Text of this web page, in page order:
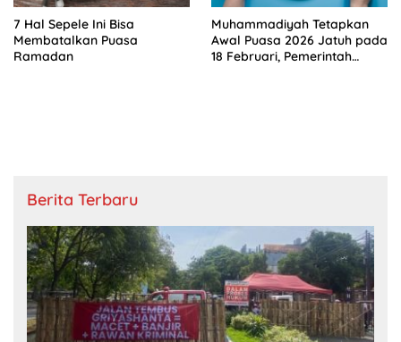
7 Hal Sepele Ini Bisa
Membatalkan Puasa
Ramadan
Muhammadiyah Tetapkan
Awal Puasa 2026 Jatuh pada
18 Februari, Pemerintah
Berita Terbaru